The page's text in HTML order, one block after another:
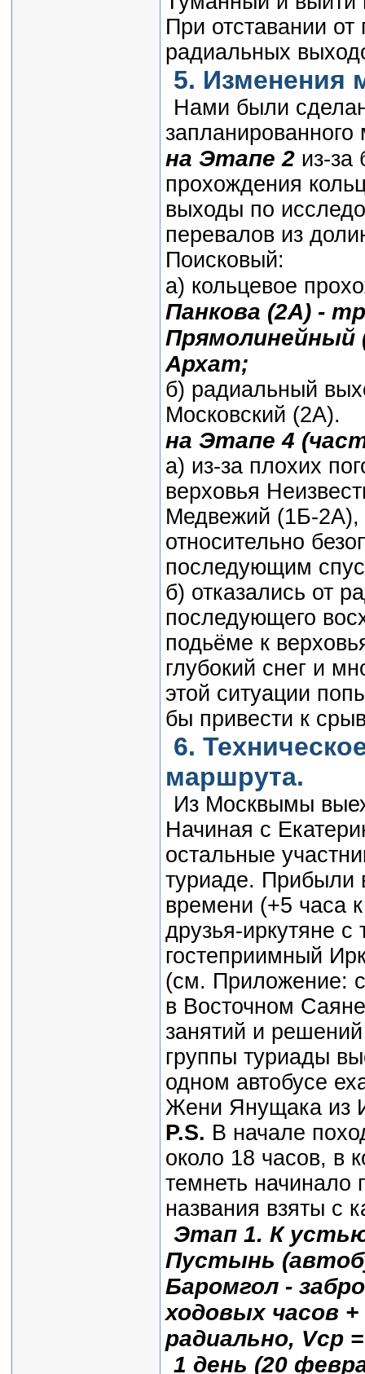
При отставании от
радиальных
5. Изменения
Нами были
на Этапе 2 из-за
прохождения
выходы по
перевалов из
Поисковый:
а) кольцевое
Панкова (2А) -
Прямолинейный
Архат;
б) радиальный
Московский (2А).
на Этапе 4
а) из-за плохих
верховья
Медвежий (1Б-2А),
относительно
последующим
б) отказались от
последующего
подьёме к
глубокий снег и
этой ситуации
бы привести к
6.
маршрута.
Из Москвымы
Начиная с
остальные
туриаде. Прибыли
времени (+5 часа
друзья-иркутяне
гостеприимный
(см. Приложение:
в Восточном
занятий и
группы туриады
одном автобусе
Жени Янущака из
P.S. В начале
около 18 часов, в
темнеть начинало
названия взяты с
Этап 1. К
Пустынь
Баромгол -
ходовых часов +
радиально, Vср
1 день (20